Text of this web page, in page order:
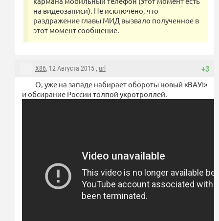
на видеозаписи). Не исключено, что
раздражение главы МИД вызвало полученное в
этот момент сообщение.
+3
X86, 12 Августа 2015 , url
О, уже на западе набирает обороты новый «ВАУ!»
и обсирание России толпой укротроллей.